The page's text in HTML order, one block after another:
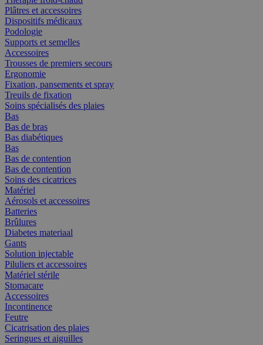
Plâtres et accessoires
Dispositifs médicaux
Podologie
Supports et semelles
Accessoires
Trousses de premiers secours
Ergonomie
Fixation, pansements et spray
Treuils de fixation
Soins spécialisés des plaies
Bas
Bas de bras
Bas diabétiques
Bas
Bas de contention
Bas de contention
Soins des cicatrices
Matériel
Aérosols et accessoires
Batteries
Brûlures
Diabetes materiaal
Gants
Solution injectable
Piluliers et accessoires
Matériel stérile
Stomacare
Accessoires
Incontinence
Feutre
Cicatrisation des plaies
Seringues et aiguilles